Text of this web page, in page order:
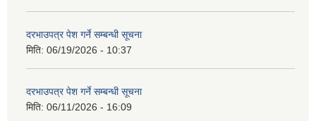
दरभाउपत्र पेश गर्ने सम्बन्धी सूचना
मिति: 06/19/2026 - 10:37
दरभाउपत्र पेश गर्ने सम्बन्धी सूचना
मिति: 06/11/2026 - 16:09